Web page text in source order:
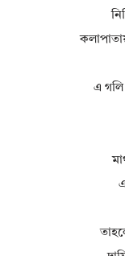
এ গলি